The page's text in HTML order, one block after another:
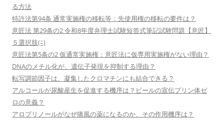
る方法
特許法第94条 通常実施権の移転等：先使用権の移転の要件は？
意匠法 第29条の2 令和8年度弁理士試験短答式筆記試験問題【意匠】
５選択肢(ﾆ)
意匠法第5条の2 仮通常実施権：意匠法に仮専用実施権がない理由？
DNAのメチル化が、遺伝子発現を抑制する理由？
転写調節因子は、凝集したクロマチンにも結合できる？
アルコールが尿酸産生を促進する機序は？ビールの宣伝プリン体ゼ
ロの意義？
アロプリノールがなぜ痛風の薬になるのか、その作用機序は？